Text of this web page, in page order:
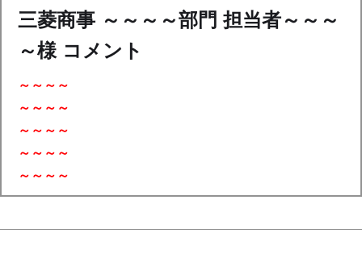
三菱商事 ～～～～部門 担当者～～～
～様 コメント
～～～～
～～～～
～～～～
～～～～
～～～～